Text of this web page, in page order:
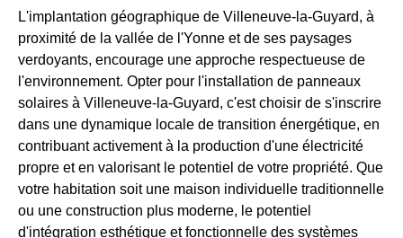
L'implantation géographique de Villeneuve-la-Guyard, à
proximité de la vallée de l'Yonne et de ses paysages
verdoyants, encourage une approche respectueuse de
l'environnement. Opter pour l'installation de panneaux
solaires à Villeneuve-la-Guyard, c'est choisir de s'inscrire
dans une dynamique locale de transition énergétique, en
contribuant activement à la production d'une électricité
propre et en valorisant le potentiel de votre propriété. Que
votre habitation soit une maison individuelle traditionnelle
ou une construction plus moderne, le potentiel
d'intégration esthétique et fonctionnelle des systèmes